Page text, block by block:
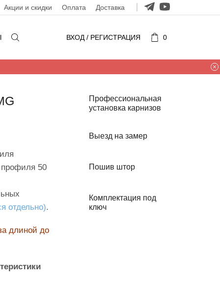
Акции и скидки Оплата Доставка
ВХОД / РЕГИСТРАЦИЯ 0
50
отдельно).
длиной до
Профессиональная
установка карнизов
Выезд на замер
Пошив штор
Комплектация под
ключ